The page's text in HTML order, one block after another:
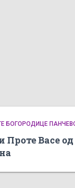
БОГОРОДИЦЕ
Проте Васе од